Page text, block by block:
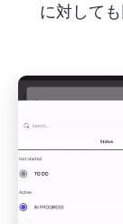
に対して